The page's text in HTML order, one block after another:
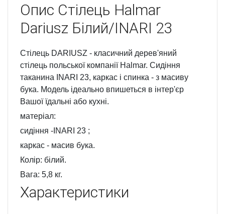
Опис Стілець Halmar
Dariusz Білий/INARI 23
Стілець DARIUSZ - класичний дерев'яний
стілець польської компанії Halmar. Сидіння
таканина INARI 23, каркас і спинка - з масиву
бука. Модель ідеально впишеться в інтер'єр
Вашої їдальні або кухні.
матеріал:
сидіння - INARI 23 ;
каркас - масив бука.
Колір: білий.
Вага: 5,8 кг.
Характеристики